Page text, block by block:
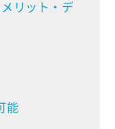
リット・デ
能